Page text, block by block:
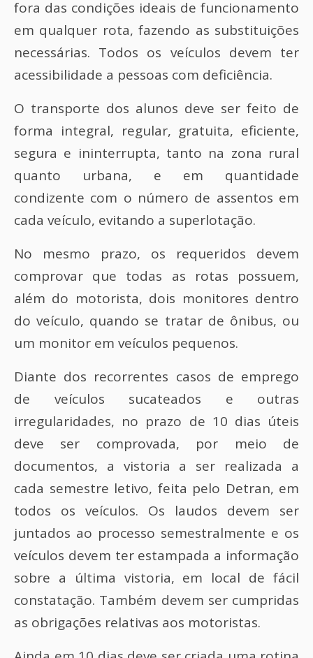
fora das condições ideais de funcionamento
em qualquer rota, fazendo as substituições
necessárias. Todos os veículos devem ter
acessibilidade a pessoas com deficiência.
O transporte dos alunos deve ser feito de
forma integral, regular, gratuita, eficiente,
segura e ininterrupta, tanto na zona rural
quanto urbana, e em quantidade
condizente com o número de assentos em
cada veículo, evitando a superlotação.
No mesmo prazo, os requeridos devem
comprovar que todas as rotas possuem,
além do motorista, dois monitores dentro
do veículo, quando se tratar de ônibus, ou
um monitor em veículos pequenos.
Diante dos recorrentes casos de emprego
de veículos sucateados e outras
irregularidades, no prazo de 10 dias úteis
deve ser comprovada, por meio de
documentos, a vistoria a ser realizada a
cada semestre letivo, feita pelo Detran, em
todos os veículos. Os laudos devem ser
juntados ao processo semestralmente e os
veículos devem ter estampada a informação
sobre a última vistoria, em local de fácil
constatação. Também devem ser cumpridas
as obrigações relativas aos motoristas.